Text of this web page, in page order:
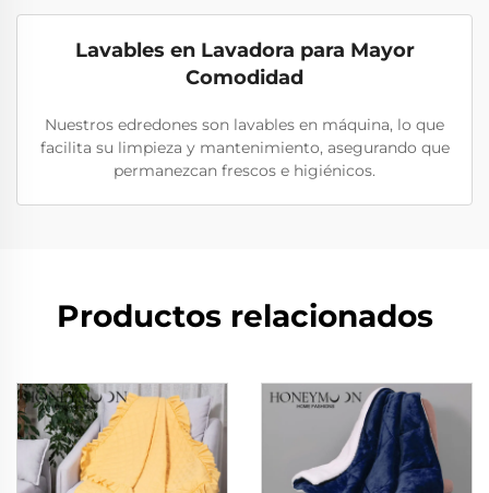
Lavables en Lavadora para Mayor
Comodidad
Nuestros edredones son lavables en máquina, lo que
facilita su limpieza y mantenimiento, asegurando que
permanezcan frescos e higiénicos.
Productos relacionados